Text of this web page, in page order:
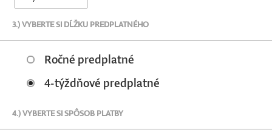
3.) VYBERTE SI DĹŽKU PREDPLATNÉHO
Ročné predplatné
4-týždňové predplatné
4.) VYBERTE SI SPÔSOB PLATBY